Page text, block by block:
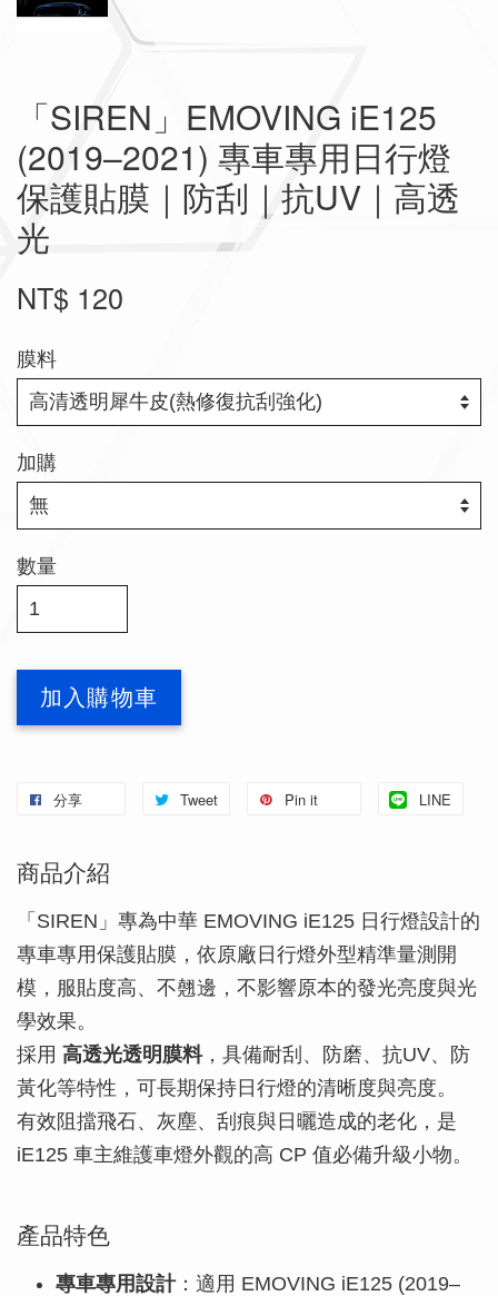
「SIREN」EMOVING iE125
(2019–2021) 專車專用日行燈
保護貼膜｜防刮｜抗UV｜高透
光
NT$ 120
膜料
加購
數量
加入購物車
分享 Tweet Pin it LINE
商品介紹
「SIREN」專為中華 EMOVING iE125 日行燈設計的
專車專用保護貼膜，依原廠日行燈外型精準量測開
模，服貼度高、不翹邊，不影響原本的發光亮度與光
學效果。
採用 高透光透明膜料，具備耐刮、防磨、抗UV、防
黃化等特性，可長期保持日行燈的清晰度與亮度。
有效阻擋飛石、灰塵、刮痕與日曬造成的老化，是
iE125 車主維護車燈外觀的高 CP 值必備升級小物。
產品特色
專車專用設計：適用 EMOVING iE125 (2019–